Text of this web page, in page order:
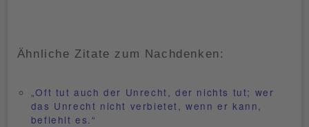
Ähnliche Zitate zum Nachdenken:
„Oft tut auch der Unrecht, der nichts tut; wer
das Unrecht nicht verbietet, wenn er kann,
befiehlt es.“